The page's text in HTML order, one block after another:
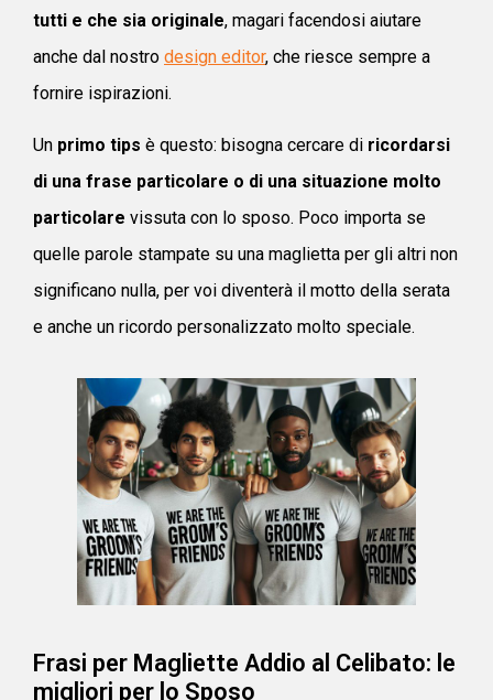
tutti e che sia originale, magari facendosi aiutare
anche dal nostro design editor, che riesce sempre a
fornire ispirazioni.
Un primo tips è questo: bisogna cercare di ricordarsi
di una frase particolare o di una situazione molto
particolare vissuta con lo sposo. Poco importa se
quelle parole stampate su una maglietta per gli altri non
significano nulla, per voi diventerà il motto della serata
e anche un ricordo personalizzato molto speciale.
Frasi per Magliette Addio al Celibato: le
migliori per lo Sposo